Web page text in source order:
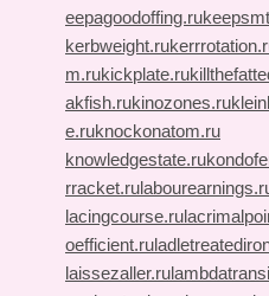
eepagoodoffing.ru
kerbweight.ru
m.rukickplate.ru
akfish.rukinozones.ru
e.ruknockonatom.ru
knowledgestate.ru
rracket.ru
lacingcourse.ru
oefficient.ru
laissezaller.ru